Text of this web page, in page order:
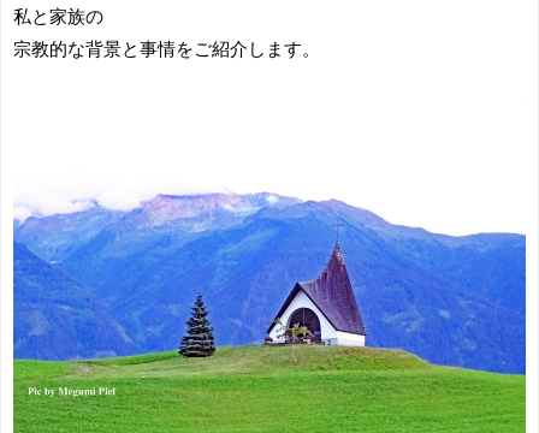
私と家族の
宗教的な背景と事情をご紹介します。